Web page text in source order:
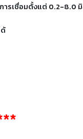
ารเชื่อมตั้งแต่ 0.2-8.0